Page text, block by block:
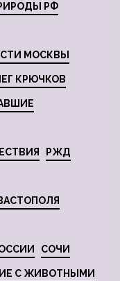
РФ
МОСКВЫ
КРЮЧКОВ
РЖД
СОЧИ
С ЖИВОТНЫМИ